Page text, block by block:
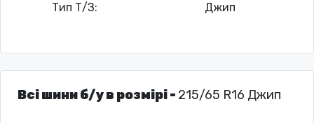
Тип Т/З: Джип
Всі шини б/у в розмірі - 215/65 R16 Джип